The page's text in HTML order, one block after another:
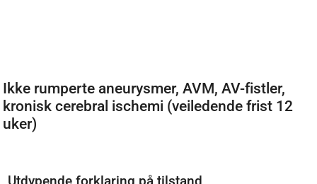
Ikke rumperte aneurysmer, AVM, AV-fistler,
kronisk cerebral ischemi (veiledende frist 12
uker)